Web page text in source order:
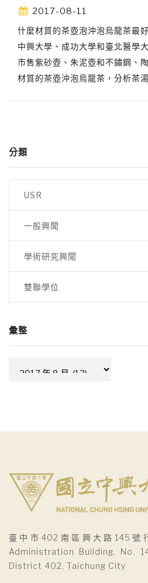
2017-08-11
什麼材質的茶壺泡沖泡烏龍茶最
中興大學、成功大學和臺北醫學
市售紫砂壺、朱泥壺和不鏽鋼、
材質的茶壺沖泡烏龍茶，分析茶湯
分類
USR
一般興聞
學術研究興聞
雙聯學位
彙整
臺中市402南區興大路145號
Administration Building, No.
District 402, Taichung City